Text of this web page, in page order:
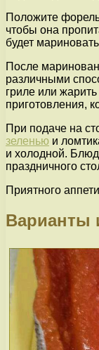
Положите
чтобы она
будет
После
различными
гриле или
приготовления,
При подаче на
зеленью и
и холодной.
праздничного
Приятного
Варианты